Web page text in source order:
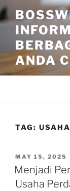
Skip
to
content
ANDA
TAG:
POSTED
ON
MAY 15, 2025
Menjadi
Usaha